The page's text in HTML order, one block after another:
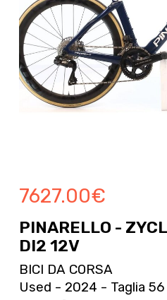
7627.00€
PINARELLO -
DI2 12V
BICI DA CORSA
Used - 2024 - Taglia 56